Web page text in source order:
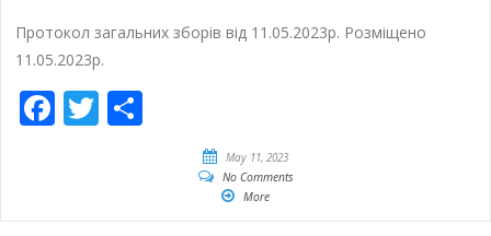
Протокол загальних зборів від 11.05.2023р. Розміщено
11.05.2023р.
Facebook
Twitter
May 11, 2023
No Comments
More